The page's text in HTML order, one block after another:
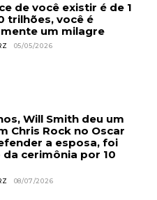
de você existir é de 1
trilhões, você é
um milagre
05/05/2026
Will Smith deu um
Chris Rock no Oscar
a esposa, foi
da cerimônia por 10
08/07/2026